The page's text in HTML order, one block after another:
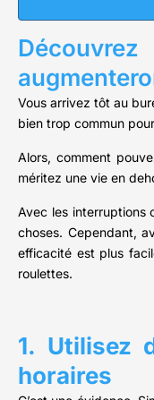
Vous arrivez tôt au
bien trop commun
Alors, comment
méritez une vie en
Avec les interruptions
choses. Cependant,
efficacité est plus
roulettes.
1. Utilisez
horaires